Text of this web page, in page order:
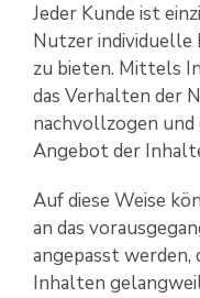
Jeder Kunde ist
Nutzer individuelle
zu bieten. Mittels
das Verhalten der
nachvollzogen und
Angebot der
Auf diese Weise
an das
angepasst werden,
Inhalten